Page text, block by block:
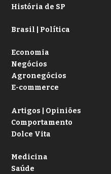
História de SP
Brasil | Política
Economia
Negócios
Agronegócios
E-commerce
Artigos | Opiniões
Comportamento
Dolce Vita
Medicina
Saúde